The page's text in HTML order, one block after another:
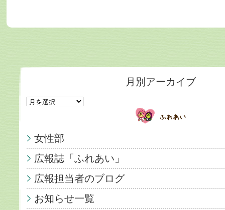
月別アーカイブ
女性部
広報誌「ふれあい」
広報担当者のブログ
お知らせ一覧